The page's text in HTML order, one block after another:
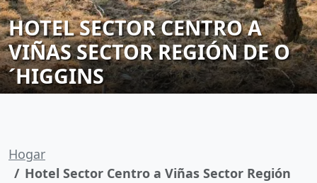
HOTEL SECTOR CENTRO A
VIÑAS SECTOR REGIÓN DE O
´HIGGINS
Hogar
Hotel Sector Centro a Viñas Sector Región